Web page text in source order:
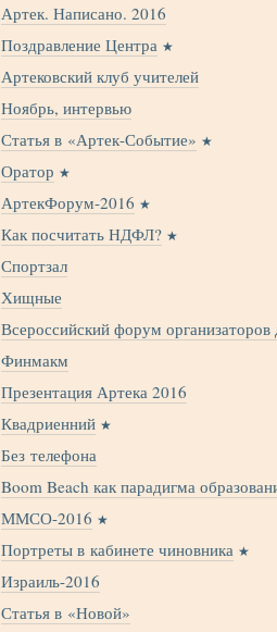
Артек. Написано. 2016
Поздравление Центра
Артековский клуб учителей
Ноябрь, интервью
Статья в «Артек-Событие»
Оратор
АртекФорум-2016
Как посчитать НДФЛ?
Спортзал
Хищные
Всероссийский форум организаторов
Финмакм
Презентация Артека 2016
Квадриенний
Без телефона
Boom Beach как парадигма
ММСО-2016
Портреты в кабинете чиновника
Израиль-2016
Статья в «Новой»